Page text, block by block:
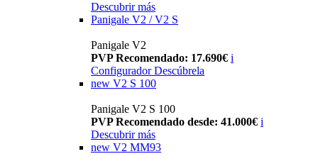
Descubrir más
Panigale V2 / V2 S
Panigale V2
PVP Recomendado: 17.690€ i
Configurador Descúbrela
new V2 S 100
Panigale V2 S 100
PVP Recomendado desde: 41.000€ i
Descubrir más
new V2 MM93